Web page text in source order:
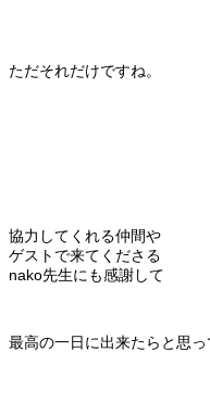
ただそれだけですね。
協力してくれる仲間や
ゲストで来てくださる
nako先生にも感謝して
最高の一日に出来たらと思っ